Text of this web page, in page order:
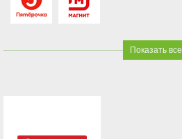
Показать все